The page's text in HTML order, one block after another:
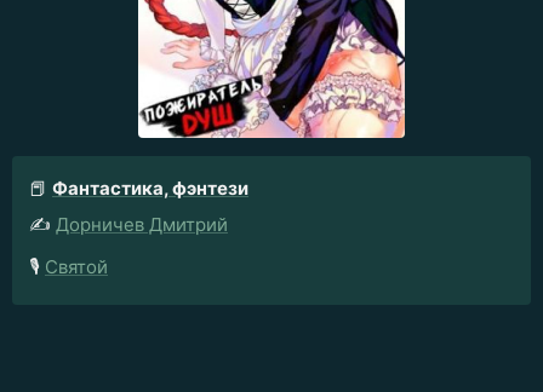
📕 Фантастика, фэнтези
✍️ Дорничев Дмитрий
🎙️ Святой